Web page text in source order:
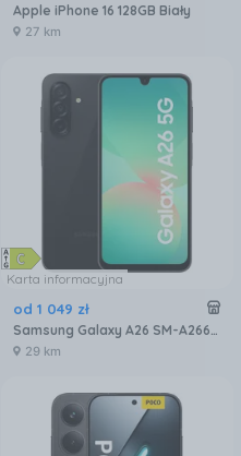
Apple iPhone 16 128GB Biały
27 km
Karta informacyjna
od 1 049 zł
Samsung Galaxy A26 SM-A266 6/128GB 5G Czarny
29 km